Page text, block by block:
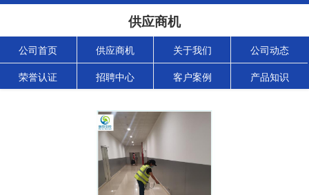
供应商机
公司首页 供应商机 关于我们 公司动态
荣誉认证 招聘中心 客户案例 产品知识